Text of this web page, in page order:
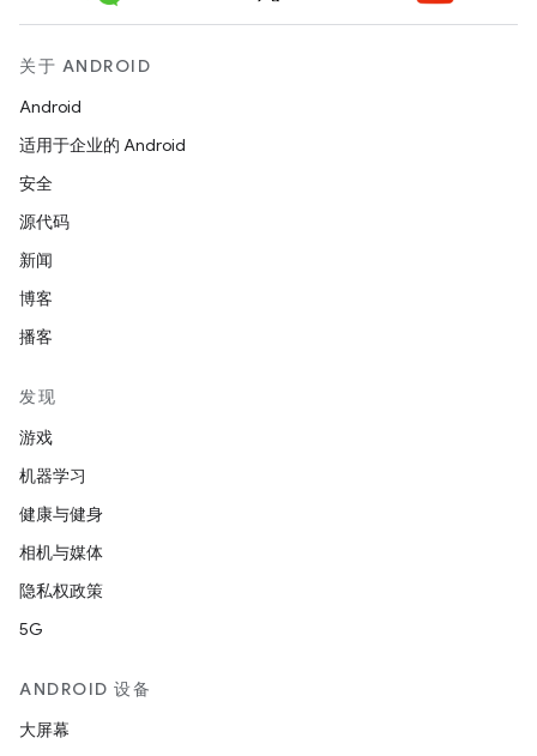
关于 ANDROID
Android
适用于企业的 Android
安全
源代码
新闻
博客
播客
发现
游戏
机器学习
健康与健身
相机与媒体
隐私权政策
5G
ANDROID 设备
大屏幕